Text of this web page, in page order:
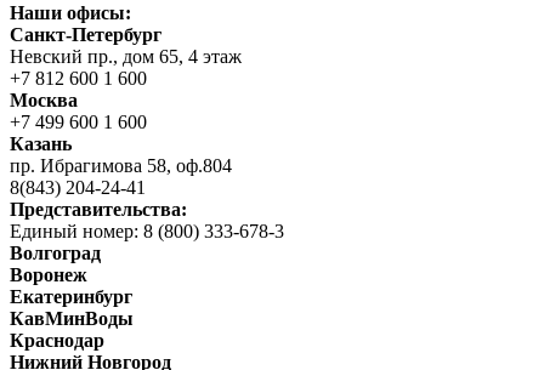
Наши офисы:
Санкт-Петербург
Невский пр., дом 65, 4 этаж
+7 812 600 1 600
Москва
+7 499 600 1 600
Казань
пр. Ибрагимова 58, оф.804
8(843) 204-24-41
Представительства:
Единый номер: 8 (800) 333-678-3
Волгоград
Воронеж
Екатеринбург
КавМинВоды
Краснодар
Нижний Новгород